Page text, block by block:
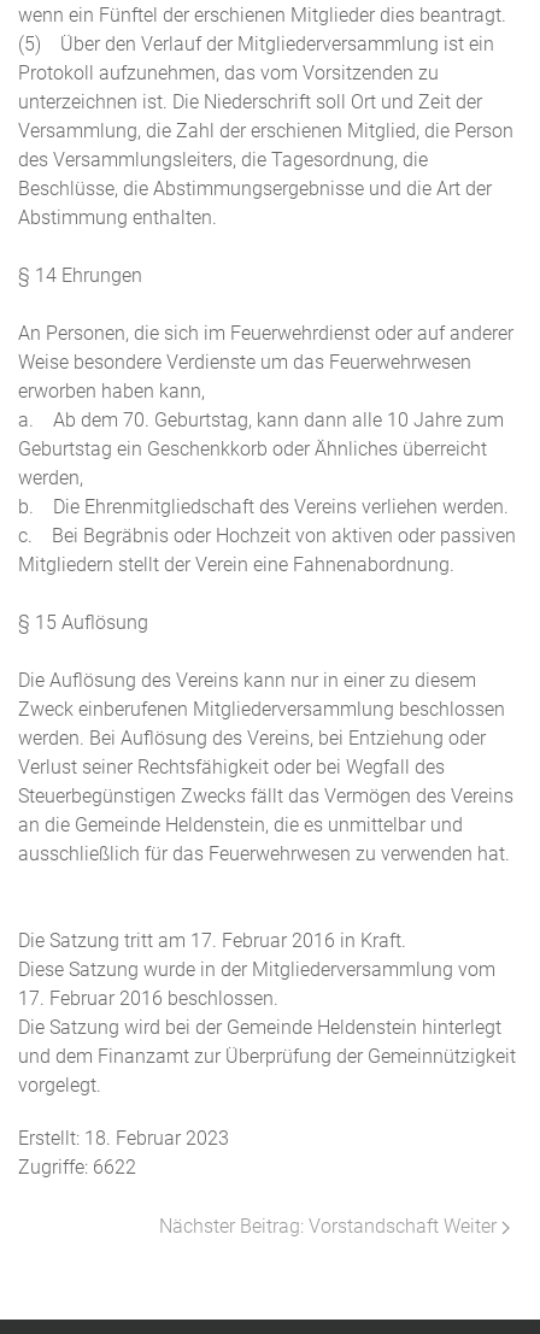
wenn ein Fünftel der erschienen Mitglieder dies beantragt.
(5) Über den Verlauf der Mitgliederversammlung ist ein
Protokoll aufzunehmen, das vom Vorsitzenden zu
unterzeichnen ist. Die Niederschrift soll Ort und Zeit der
Versammlung, die Zahl der erschienen Mitglied, die Person
des Versammlungsleiters, die Tagesordnung, die
Beschlüsse, die Abstimmungsergebnisse und die Art der
Abstimmung enthalten.
§ 14 Ehrungen
An Personen, die sich im Feuerwehrdienst oder auf anderer
Weise besondere Verdienste um das Feuerwehrwesen
erworben haben kann,
a. Ab dem 70. Geburtstag, kann dann alle 10 Jahre zum
Geburtstag ein Geschenkkorb oder Ähnliches überreicht
werden,
b. Die Ehrenmitgliedschaft des Vereins verliehen werden.
c. Bei Begräbnis oder Hochzeit von aktiven oder passiven
Mitgliedern stellt der Verein eine Fahnenabordnung.
§ 15 Auflösung
Die Auflösung des Vereins kann nur in einer zu diesem
Zweck einberufenen Mitgliederversammlung beschlossen
werden. Bei Auflösung des Vereins, bei Entziehung oder
Verlust seiner Rechtsfähigkeit oder bei Wegfall des
Steuerbegünstigen Zwecks fällt das Vermögen des Vereins
an die Gemeinde Heldenstein, die es unmittelbar und
ausschließlich für das Feuerwehrwesen zu verwenden hat.
Die Satzung tritt am 17. Februar 2016 in Kraft.
Diese Satzung wurde in der Mitgliederversammlung vom
17. Februar 2016 beschlossen.
Die Satzung wird bei der Gemeinde Heldenstein hinterlegt
und dem Finanzamt zur Überprüfung der Gemeinnützigkeit
vorgelegt.
Erstellt: 18. Februar 2023
Zugriffe: 6622
Nächster Beitrag: Vorstandschaft Weiter